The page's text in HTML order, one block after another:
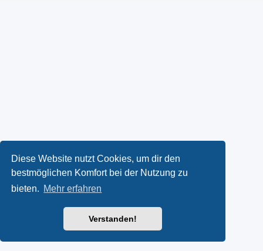
Diese Website nutzt Cookies, um dir den
bestmöglichen Komfort bei der Nutzung zu
bieten. Mehr erfahren
Verstanden!